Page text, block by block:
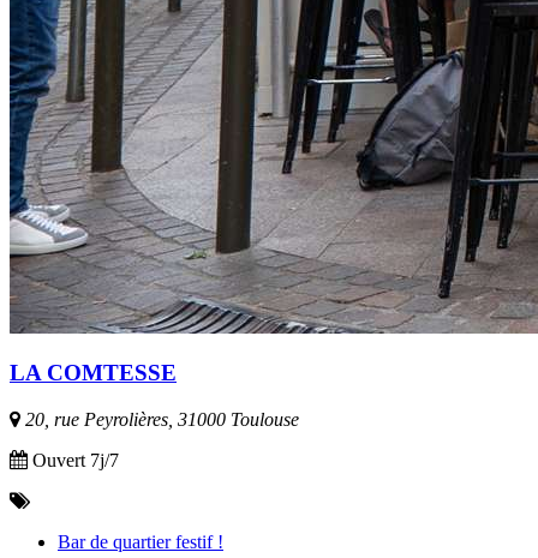
LA COMTESSE
20, rue Peyrolières, 31000 Toulouse
Ouvert 7j/7
Bar de quartier festif !